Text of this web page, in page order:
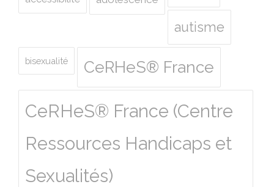
autisme
bisexualité CeRHeS® France
CeRHeS® France (Centre
Ressources Handicaps et
Sexualités)